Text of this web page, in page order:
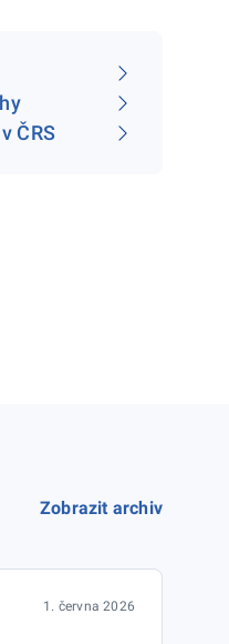
ČRS
Zobrazit archiv
1. června 2026